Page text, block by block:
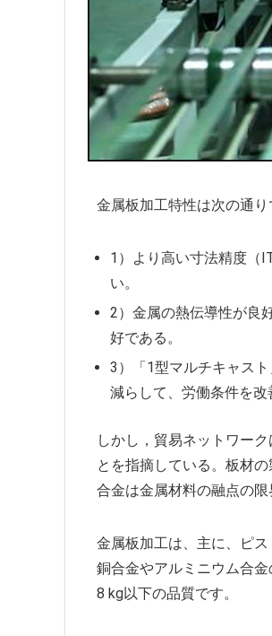
金属板加工特性は次の通り
1）より高い寸法精度（
い。
2）金属の熱伝導性が良
好である。
3）「1型マルチキャス
減らして、労働条件を改
しかし，貿易ネットワー
とを指摘している。板材
合金は金属材料の融点の限
金属板加工は、主に、ピ
銅合金やアルミニウム合
8 kg以下の品質です。